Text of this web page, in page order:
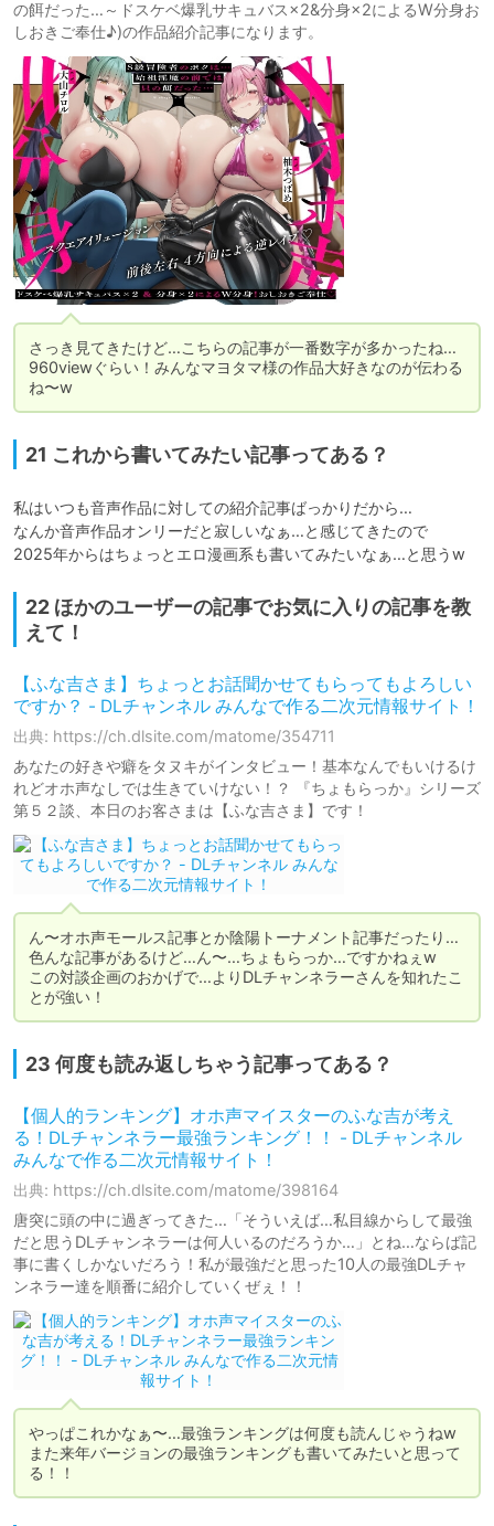
の餌だった…～ドスケベ爆乳サキュバス×2&分身×2によるW分身お
しおきご奉仕♪)の作品紹介記事になります。
さっき見てきたけど…こちらの記事が一番数字が多かったね…
960viewぐらい！みんなマヨタマ様の作品大好きなのが伝わる
ね〜w
21 これから書いてみたい記事ってある？
私はいつも音声作品に対しての紹介記事ばっかりだから…
なんか音声作品オンリーだと寂しいなぁ…と感じてきたので
2025年からはちょっとエロ漫画系も書いてみたいなぁ…と思うw
22 ほかのユーザーの記事でお気に入りの記事を教
えて！
【ふな吉さま】ちょっとお話聞かせてもらってもよろしい
ですか？ - DLチャンネル みんなで作る二次元情報サイト！
出典: https://ch.dlsite.com/matome/354711
あなたの好きや癖をタヌキがインタビュー！基本なんでもいけるけ
れどオホ声なしでは生きていけない！？ 『ちょもらっか』シリーズ
第５２談、本日のお客さまは【ふな吉さま】です！
ん〜オホ声モールス記事とか陰陽トーナメント記事だったり…
色んな記事があるけど…ん〜…ちょもらっか…ですかねぇw
この対談企画のおかげで…よりDLチャンネラーさんを知れたこ
とが強い！
23 何度も読み返しちゃう記事ってある？
【個人的ランキング】オホ声マイスターのふな吉が考え
る！DLチャンネラー最強ランキング！！ - DLチャンネル
みんなで作る二次元情報サイト！
出典: https://ch.dlsite.com/matome/398164
唐突に頭の中に過ぎってきた…「そういえば…私目線からして最強
だと思うDLチャンネラーは何人いるのだろうか…」とね…ならば記
事に書くしかないだろう！私が最強だと思った10人の最強DLチャ
ンネラー達を順番に紹介していくぜぇ！！
やっぱこれかなぁ〜…最強ランキングは何度も読んじゃうねw
また来年バージョンの最強ランキングも書いてみたいと思って
る！！